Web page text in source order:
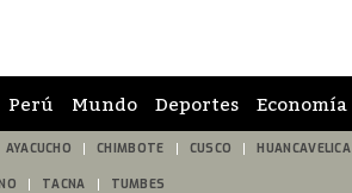
Perú Mundo Deportes Economía
AYACUCHO CHIMBOTE CUSCO HUANCAVELICA
TACNA TUMBES